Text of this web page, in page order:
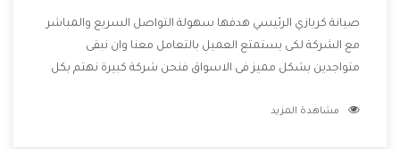
صيانة كريازي الرئيسي هدفها سهولة التواصل السريع والمباشر
مع الشركة لكى يستمتع العميل بالتعامل معنا وان نبقى
متواجدين بشكل مميز فى الاسواق فنحن شركة كبيرة نهتم بكل
الشركة بها والتى تكون منها خدمة الصيانة التى تكون من أهم
مشاهدة المزيد